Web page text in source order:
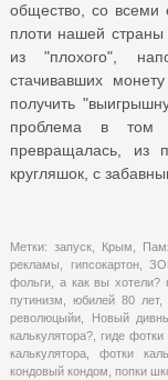
общество, со всеми
плоти нашей
из "плохого",
стачивавших
получить
проблема в том
превращалась, из
кругляшок, с
Метки: запуск, Крым
рекламы
гипсокартон,
фольги
а как вы хотели?
путинизм
юбилей 80 лет,
революцыйи
Новый
калькулятора? ,гиде фотки
калькулятора ,фотки
кондовый кондом попки